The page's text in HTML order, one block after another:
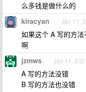
么多钱是做什么的
kiracyan Jan 11,
如果这个 A 写的方
啊
jzmws Jan 11, 2021
A 写的方法没错
B 写的方法也没错